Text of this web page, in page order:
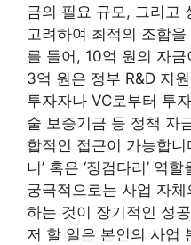
금의 필요 규모, 그리고
고려하여 최적의 조합
를 들어, 10억 원의 자
3억 원은 정부 R&D 지
투자자나 VC로부터 투
술 보증기금 등 정책 자
합적인 접근이 가능합니
니’ 혹은 ‘징검다리’ 역
궁극적으로는 사업 자
하는 것이 장기적인 성
저 할 일은 본인의 사업